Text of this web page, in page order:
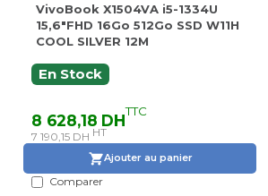
VivoBook X1504VA i5-1334U
15,6"FHD 16Go 512Go SSD W11H
COOL SILVER 12M
En Stock
8 628,18 DHTTC
7 190,15 DH HT
Ajouter au panier
Comparer